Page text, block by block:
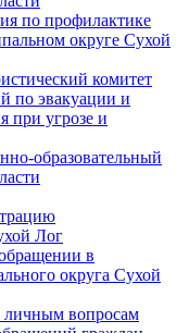
по профилактике
округе Сухой
комитет
по эвакуации и
при угрозе и
образовательный
Лог
в
округа Сухой
личным вопросам